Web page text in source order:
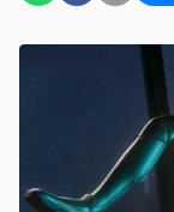
Uso e